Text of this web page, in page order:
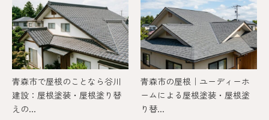
青森市で屋根のことなら谷川
建設：屋根塗装・屋根塗り替
えの...
青森市の屋根｜ユーディーホ
ームによる屋根塗装・屋根塗
り替...